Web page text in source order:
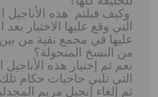
وكيف قبلتم هذه الأناجيل
التي وقع عليها الاختيار
عليها في مجمع نقية من
من النسخ المنحولة؟
نعم ثم إختيار هذه الأناجيل
التي تلبي حاجيات حكام
ثم إلغاء إنجيل مريم